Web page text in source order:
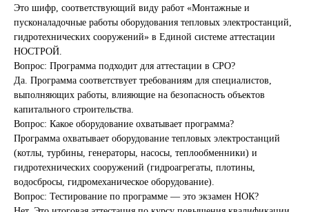
Это шифр, соответствующий виду работ «Монтажные и
пусконаладочные работы оборудования тепловых электростанций,
гидротехнических сооружений» в Единой системе аттестации
НОСТРОЙ.
Вопрос: Программа подходит для аттестации в СРО?
Да. Программа соответствует требованиям для специалистов,
выполняющих работы, влияющие на безопасность объектов
капитального строительства.
Вопрос: Какое оборудование охватывает программа?
Программа охватывает оборудование тепловых электростанций
(котлы, турбины, генераторы, насосы, теплообменники) и
гидротехнических сооружений (гидроагрегаты, плотины,
водосбросы, гидромеханическое оборудование).
Вопрос: Тестирование по программе — это экзамен НОК?